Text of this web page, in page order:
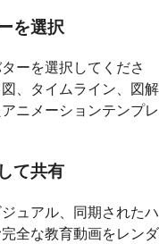
を選択
ーを選択してくださ
、タイムライン、図解
ニメーションテンプレ
て共有
ュアル、同期されたハ
全な教育動画をレンダ